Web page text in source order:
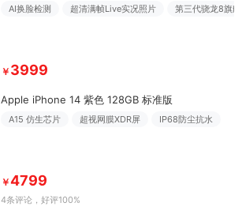
AI换脸检测 超清满帧Live实况照片 第三代骁龙8旗
￥ 3999
Apple iPhone 14 紫色 128GB 标准版
A15 仿生芯片 超视网膜XDR屏 IP68防尘抗水
￥4799
4条评论 ，好评100%